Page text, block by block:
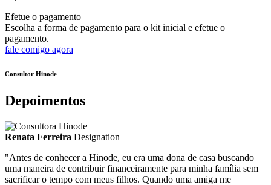
Efetue o pagamento
Escolha a forma de pagamento para o kit inicial e efetue o
pagamento.
fale comigo agora
Consultor Hinode
Depoimentos
Renata Ferreira Designation
"Antes de conhecer a Hinode, eu era uma dona de casa buscando
uma maneira de contribuir financeiramente para minha família sem
sacrificar o tempo com meus filhos. Quando uma amiga me